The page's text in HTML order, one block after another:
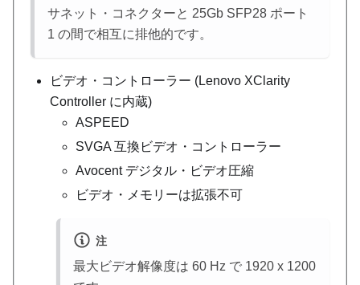
サネット・コネクターと 25Gb SFP28 ポート
1 の間で相互に排他的です。
ビデオ・コントローラー (Lenovo XClarity
Controller に内蔵)
ASPEED
SVGA 互換ビデオ・コントローラー
Avocent デジタル・ビデオ圧縮
ビデオ・メモリーは拡張不可
注
最大ビデオ解像度は 60 Hz で 1920 x 1200